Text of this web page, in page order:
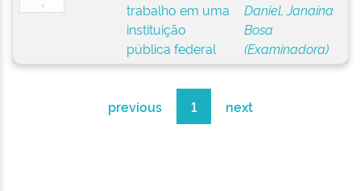
trabalho em uma
instituição
pública federal
Daniel, Janaína
Bosa
(Examinadora)
previous 1 next